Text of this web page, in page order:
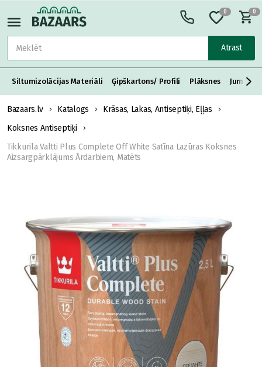
Atrast
0 0
Siltumizolācijas Materiāli Ģipškartons/ Profili Plāksnes Jumta
Bazaars.lv Katalogs
Krāsas, Lakas, Antiseptiķi, Eļļas
Koksnes Antiseptiķi
Tikkurila Valtti Plus Complete Off White Satīna Lazūras Koksnes
Aizsargpārklājums Ārdarbiem, Matēts